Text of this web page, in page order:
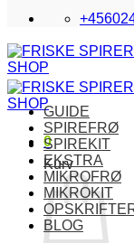
0
Kurv
GUIDE
SPIREFRØ
SPIREKIT
EKSTRA
MIKROFRØ
MIKROKIT
BLOG